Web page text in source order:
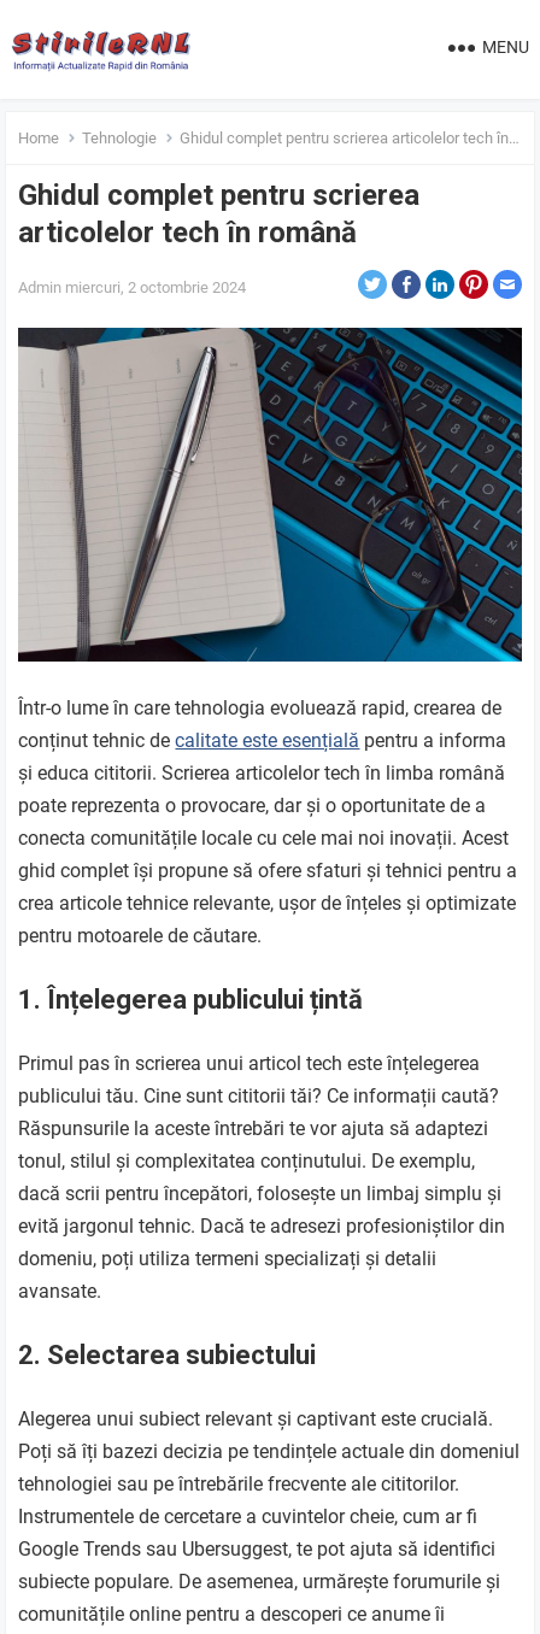
MENU
Home Tehnologie Ghidul complet pentru scrierea articolelor tech în română
Ghidul complet pentru scrierea
articolelor tech în română
Admin miercuri, 2 octombrie 2024
Într-o lume în care tehnologia evoluează rapid, crearea de
conținut tehnic decalitate este esențială pentru a informa
și educa cititorii. Scrierea articolelor tech în limba română
poate reprezenta o provocare, dar și o oportunitate de a
conecta comunitățile locale cu cele mai noi inovații. Acest
ghid complet își propune să ofere sfaturi și tehnici pentru a
crea articole tehnice relevante, ușor de înțeles și optimizate
pentru motoarele de căutare.
1. Înțelegerea publicului țintă
Primul pas în scrierea unui articol tech este înțelegerea
publicului tău. Cine sunt cititorii tăi? Ce informații caută?
Răspunsurile la aceste întrebări te vor ajuta să adaptezi
tonul, stilul și complexitatea conținutului. De exemplu,
dacă scrii pentru începători, folosește un limbaj simplu și
evită jargonul tehnic. Dacă te adresezi profesioniștilor din
domeniu, poți utiliza termeni specializați și detalii
avansate.
2. Selectarea subiectului
Alegerea unui subiect relevant și captivant este crucială.
Poți să îți bazezi decizia pe tendințele actuale din domeniul
tehnologiei sau pe întrebările frecvente ale cititorilor.
Instrumentele de cercetare a cuvintelor cheie, cum ar fi
Google Trends sau Ubersuggest, te pot ajuta să identifici
subiecte populare. De asemenea, urmărește forumurile și
comunitățile online pentru a descoperi ce anume îi